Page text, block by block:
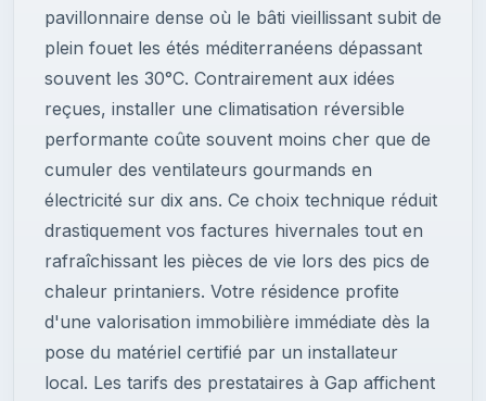
pavillonnaire dense où le bâti vieillissant subit de
plein fouet les étés méditerranéens dépassant
souvent les 30°C. Contrairement aux idées
reçues, installer une climatisation réversible
performante coûte souvent moins cher que de
cumuler des ventilateurs gourmands en
électricité sur dix ans. Ce choix technique réduit
drastiquement vos factures hivernales tout en
rafraîchissant les pièces de vie lors des pics de
chaleur printaniers. Votre résidence profite
d'une valorisation immobilière immédiate dès la
pose du matériel certifié par un installateur
local. Les tarifs des prestataires à Gap affichent